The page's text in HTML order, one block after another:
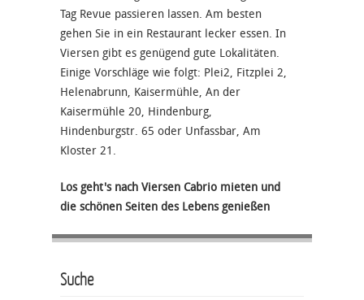
Tag Revue passieren lassen. Am besten
gehen Sie in ein Restaurant lecker essen. In
Viersen gibt es genügend gute Lokalitäten.
Einige Vorschläge wie folgt: Plei2, Fitzplei 2,
Helenabrunn, Kaisermühle, An der
Kaisermühle 20, Hindenburg,
Hindenburgstr. 65 oder Unfassbar, Am
Kloster 21.
Los geht's nach Viersen Cabrio mieten und
die schönen Seiten des Lebens genießen
Suche